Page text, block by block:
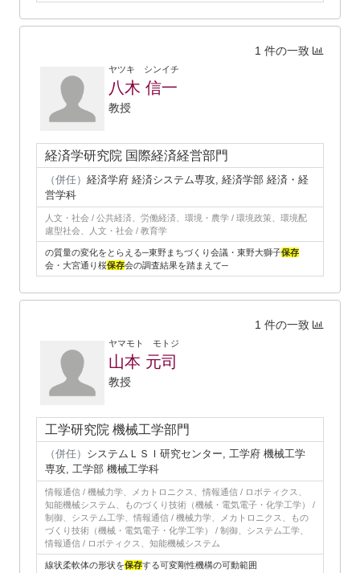
1 件の一致
ヤツキ シンイチ
八木 信一
教授
経済学研究院 国際経済経営部門
（併任） 経済学府 経済システム専攻, 経済学部 経済・経
営学科
人文・社会 / 公共経済、労働経済、環境・農学 / 環境政策、環境配
慮型社会、人文・社会 / 教育学
の質量の変化をとらえる─東野まちづくり会議・東野大獅子保存
会・大宮通り桜保存会の調査結果を踏まえて─
1 件の一致
ヤマモト モトジ
山本 元司
教授
工学研究院 機械工学部門
（併任） システムＬＳＩ研究センター, 工学府 機械工学
専攻, 工学部 機械工学科
情報通信 / 機械力学、メカトロニクス、情報通信 / ロボティクス、
知能機械システム、ものづくり技術（機械・電気電子・化学工学） /
制御、システム工学、情報通信 / 機械力学、メカトロニクス、もの
づくり技術（機械・電気電子・化学工学） / 制御、システム工学、
情報通信 / ロボティクス、知能機械システム
線状柔軟体の形状を保存する可変剛性機構の可動範囲